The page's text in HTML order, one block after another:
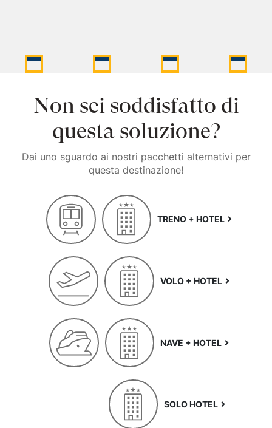
Non sei soddisfatto di
questa soluzione?
Dai uno sguardo ai nostri pacchetti alternativi per
questa destinazione!
TRENO + HOTEL
VOLO + HOTEL
NAVE + HOTEL
SOLO HOTEL